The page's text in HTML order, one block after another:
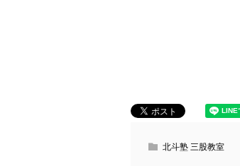
北斗塾 三股教室